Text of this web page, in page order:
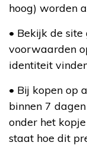
hoog) worden
• Bekijk de
voorwaarden
identiteit
• Bij kopen op
binnen 7
onder het kopje
staat hoe dit